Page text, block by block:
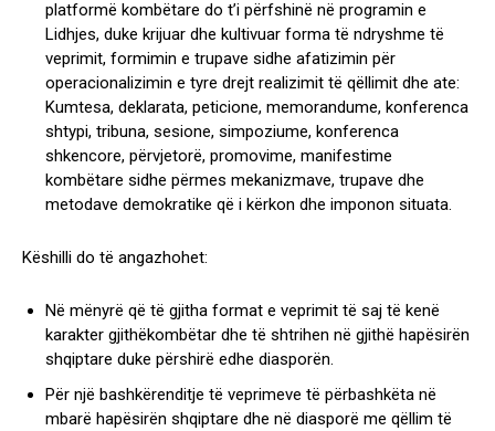
platformë kombëtare do t’i përfshinë në programin e
Lidhjes, duke krijuar dhe kultivuar forma të ndryshme të
veprimit, formimin e trupave sidhe afatizimin për
operacionalizimin e tyre drejt realizimit të qëllimit dhe ate:
Kumtesa, deklarata, peticione, memorandume, konferenca
shtypi, tribuna, sesione, simpoziume, konferenca
shkencore, përvjetorë, promovime, manifestime
kombëtare sidhe përmes mekanizmave, trupave dhe
metodave demokratike që i kërkon dhe imponon situata.
Këshilli do të angazhohet:
Në mënyrë që të gjitha format e veprimit të saj të kenë
karakter gjithëkombëtar dhe të shtrihen në gjithë hapësirën
shqiptare duke përshirë edhe diasporën.
Për një bashkërenditje të veprimeve të përbashkëta në
mbarë hapësirën shqiptare dhe në diasporë me qëllim të